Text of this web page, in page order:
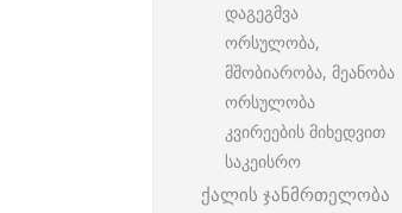
დაგეგმვა
ორსულობა,
მშობიარობა, მეანობა
ორსულობა
კვირეების მიხედვით
საკეისრო
ქალის ჯანმრთელობა